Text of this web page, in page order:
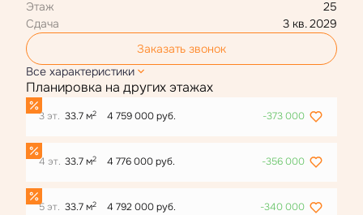
Этаж
25
Сдача
3 кв. 2029
Заказать звонок
Все характеристики
Планировка на других этажах
3 эт. 33.7 м2 4 759 000 руб. -373 000
4 эт. 33.7 м2 4 776 000 руб. -356 000
5 эт. 33.7 м2 4 792 000 руб. -340 000